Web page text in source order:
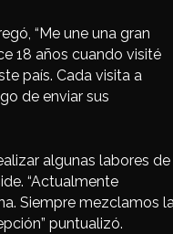
“Me une una gran
18 años cuando visité
país. Cada visita a
de enviar sus
algunas labores de
“Actualmente
Siempre mezclamos
puntualizó.